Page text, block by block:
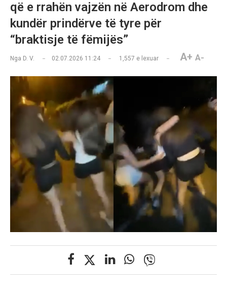
që e rrahën vajzën në Aerodrom dhe
kundër prindërve të tyre për
“braktisje të fëmijës”
Nga D. V. 02.07.2026 11:24 1,557 e lexuar A+ A-